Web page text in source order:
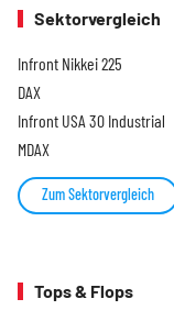
Sektorvergleich
Infront Nikkei 225
DAX
Infront USA 30 Industrial
MDAX
Zum Sektorvergleich
Tops & Flops